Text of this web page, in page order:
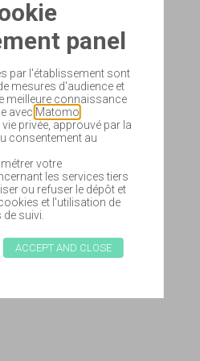
panel
par l'établissement sont
mesures d'audience et
meilleure connaissance
avec Matomo
privée, approuvé par la
consentement au
votre
les services tiers
ou refuser le dépôt et
et l'utilisation de
suivi.
ACCEPT AND CLOSE